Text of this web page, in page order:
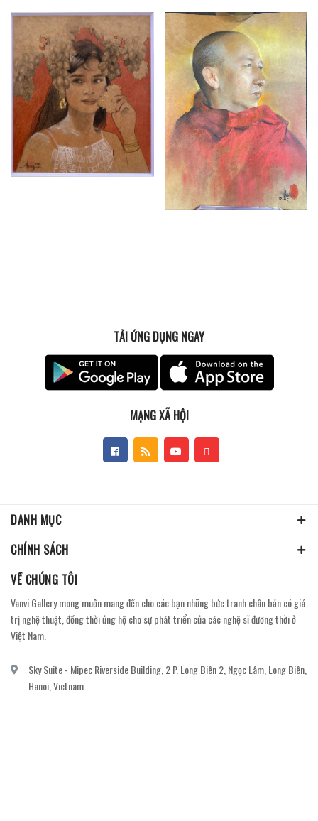
TẢI ỨNG DỤNG NGAY
MẠNG XÃ HỘI
DANH MỤC
CHÍNH SÁCH
VỀ CHÚNG TÔI
Vanvi Gallery mong muốn mang đến cho các bạn những bức tranh chân bản có giá
trị nghệ thuật, đồng thời ủng hộ cho sự phát triển của các nghệ sĩ đương thời ở
Việt Nam.
Sky Suite - Mipec Riverside Building, 2 P. Long Biên 2, Ngọc Lâm, Long Biên,
Hanoi, Vietnam